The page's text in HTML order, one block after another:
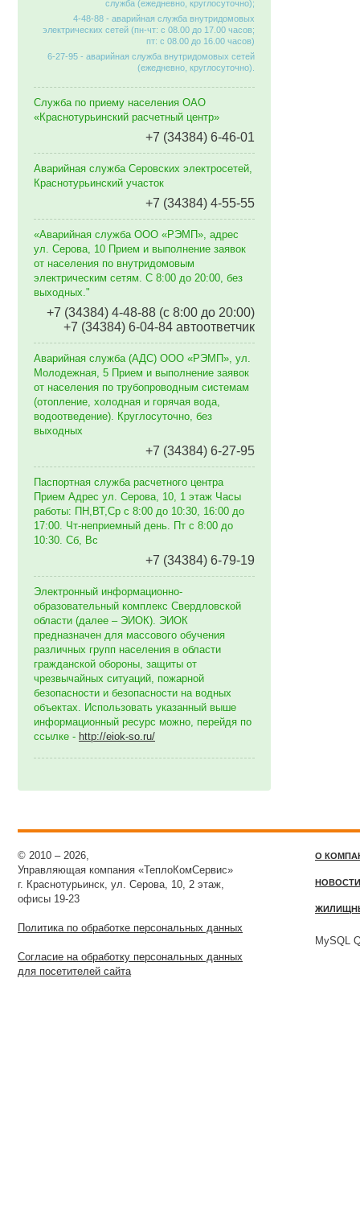
служба (ежедневно, круглосуточно);
4-48-88 - аварийная служба внутридомовых
электрических сетей (пн-чт: с 08.00 до 17.00 часов;
пт: с 08.00 до 16.00 часов)
6-27-95 - аварийная служба внутридомовых сетей
(ежедневно, круглосуточно).
Служба по приему населения ОАО
«Краснотурьинский расчетный центр»
+7 (34384) 6-46-01
Аварийная служба Серовских электросетей,
Краснотурьинский участок
+7 (34384) 4-55-55
«Аварийная служба ООО «РЭМП», адрес
ул. Серова, 10 Прием и выполнение заявок
от населения по внутридомовым
электрическим сетям. C 8:00 до 20:00, без
выходных."
+7 (34384) 4-48-88 (с 8:00 до 20:00)
+7 (34384) 6-04-84 автоответчик
Аварийная служба (АДС) ООО «РЭМП», ул.
Молодежная, 5 Прием и выполнение заявок
от населения по трубопроводным системам
(отопление, холодная и горячая вода,
водоотведение). Круглосуточно, без
выходных
+7 (34384) 6-27-95
Паспортная служба расчетного центра
Прием Адрес ул. Серова, 10, 1 этаж Часы
работы: ПН,ВТ,Ср с 8:00 до 10:30, 16:00 до
17:00. Чт-неприемный день. Пт с 8:00 до
10:30. Сб, Вс
+7 (34384) 6-79-19
Электронный информационно-
образовательный комплекс Свердловской
области (далее – ЭИОК). ЭИОК
предназначен для массового обучения
различных групп населения в области
гражданской обороны, защиты от
чрезвычайных ситуаций, пожарной
безопасности и безопасности на водных
объектах. Использовать указанный выше
информационный ресурс можно, перейдя по
ссылке - http://eiok-so.ru/
© 2010 – 2026,
Управляющая компания «ТеплоКомСервис»
г. Краснотурьинск, ул. Серова, 10, 2 этаж,
офисы 19-23
Политика по обработке персональных данных
Согласие на обработку персональных данных
для посетителей сайта
О
НОВОСТИ
MySQL